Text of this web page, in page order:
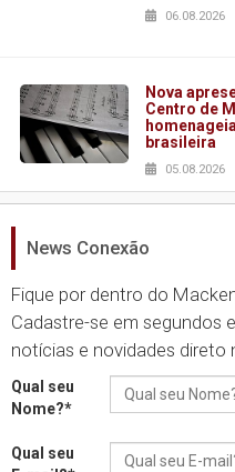
06.08.2026
Nova
Centro de
brasileira
05.08.2026
Seminário
das novas
sistemas
04.08.2026
News Conexão
Fique por dentro do
Cadastre-se em segundos
notícias e novidades direto
Qual seu
Nome?*
Qual seu